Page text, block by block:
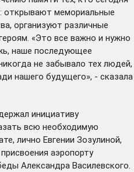
открывают мемориальные
организуют различные
«Это все важно и нужно
наше последующее
не забывало тех людей,
нашего будущего», - сказала
инициативу
всю необходимую
лично Евгении Зозулиной,
аэропорту
Александра Василевского.